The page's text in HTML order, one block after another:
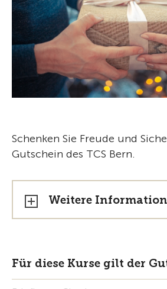
Schenken Sie Freude und
Gutschein des TCS Bern.
Weitere
Für diese Kurse gilt der